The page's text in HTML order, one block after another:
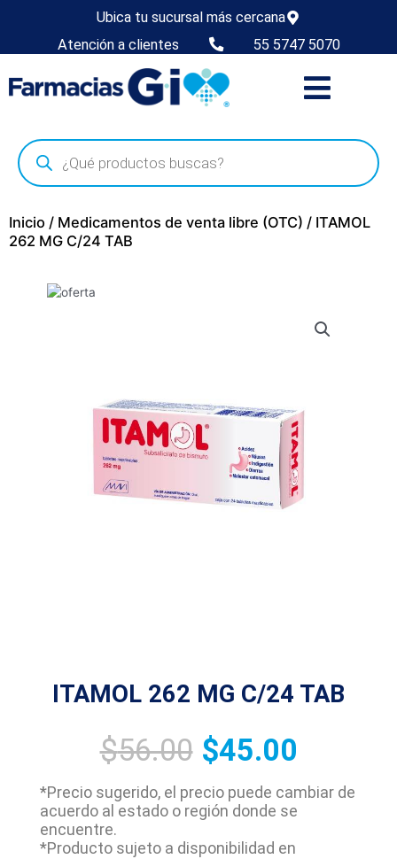
Ubica tu sucursal más cercana
Atención a clientes
55 5747 5070
Inicio / Medicamentos de venta libre (OTC) / ITAMOL
262 MG C/24 TAB
ITAMOL 262 MG C/24 TAB
$56.00 $45.00
*Precio sugerido, el precio puede cambiar de
acuerdo al estado o región donde se
encuentre.
*Producto sujeto a disponibilidad en